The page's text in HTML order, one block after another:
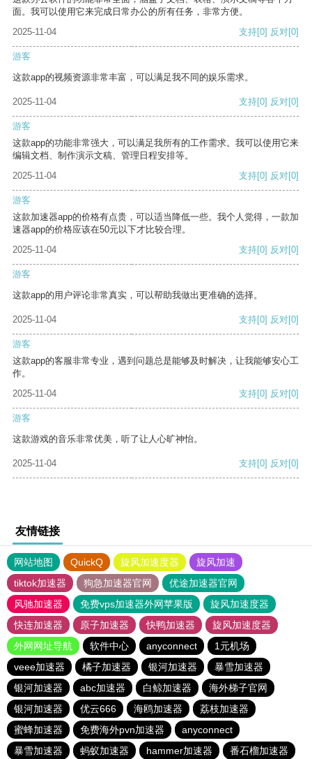
面。我可以使用它来完成日常办公的所有任务，非常方便。
2025-11-04
支持[0] 反对[0]
游客
这款app的视频资源非常丰富，可以满足我不同的娱乐需求。
2025-11-04 支持[0] 反对[0]
游客
这款app的功能非常强大，可以满足我所有的工作需求。我可以使用它来
编辑文档、制作演示文稿、管理日程安排等。
2025-11-04
支持[0] 反对[0]
游客
这款加速器app的价格有点贵，可以适当降低一些。我个人觉得，一款加
速器app的价格应该在50元以下才比较合理。
2025-11-04
支持[0] 反对[0]
游客
这款app的用户评论非常真实，可以帮助我做出更准确的选择。
2025-11-04 支持[0] 反对[0]
游客
这款app的客服非常专业，遇到问题总是能够及时解决，让我能够安心工
作。
2025-11-04
支持[0] 反对[0]
游客
这款游戏的音乐非常优美，听了让人心旷神怡。
2025-11-04 支持[0] 反对[0]
友情链接
网站地图 QuickQ 旋风加速度器
旋风加速
tiktok加速器
狗急加速器官网
优途加速器官网
风驰加速器
免费vps加速器外网苹果版
旋风加速度器
快连加速器
原子加速器 快鸭加速器
旋风加速度器
外网网址导航
软件中心 anyconnect
1元机场
veee加速器
橘子加速器 银河加速器
暴雪加速器
银河加速器
abc加速器 白鲸加速器
海外梯子官网
银河加速器
优云666 海鸥加速器
荔枝加速器
蜜蜂加速器
免费海外pvn加速器
anyconnect
暴雪加速器
蚂蚁加速器 hammer加速器 番石榴加速器